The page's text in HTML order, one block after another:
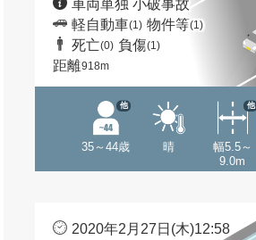
車両単独 小破事故
軽自動車(1) 物件等(1)
死亡(0) 負傷(1)
距離918m
35～44歳
他
晴
幅5.5～
9.0m
他
2020年2月27日(木)12:58